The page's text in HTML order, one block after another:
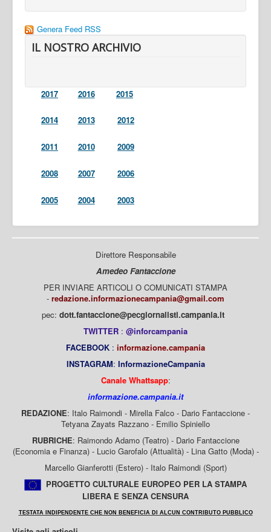
Genera Feed RSS
IL NOSTRO ARCHIVIO
2017 2016 2015
2014 2013 2012
2011 2010 2009
2008 2007 2006
2005 2004 2003
Direttore Responsabile
Amedeo Fantaccione
PER INVIARE ARTICOLI O COMUNICATI STAMPA
- redazione.informazionecampania@gmail.com
pec: dott.fantaccione@pecgiornalisti.campania.it
TWITTER : @inforcampania
FACEBOOK : informazione.campania
INSTAGRAM: InformazioneCampania
Canale Whattsapp:
informazione.campania.it
REDAZIONE: Italo Raimondi - Mirella Falco - Dario Fantaccione -
Tetyana Zayats Razzano - Emilio Spiniello
RUBRICHE: Raimondo Adamo (Teatro) - Dario Fantaccione
(Economia e Finanza) - Lucio Garofalo (Attualità) - Lina Gatto (Moda) -
Marcello Gianferotti (Estero) - Italo Raimondi (Sport)
PROGETTO CULTURALE EUROPEO PER LA STAMPA
LIBERA E SENZA CENSURA
TESTATA INDIPENDENTE CHE NON BENEFICIA DI ALCUN CONTRIBUTO PUBBLICO